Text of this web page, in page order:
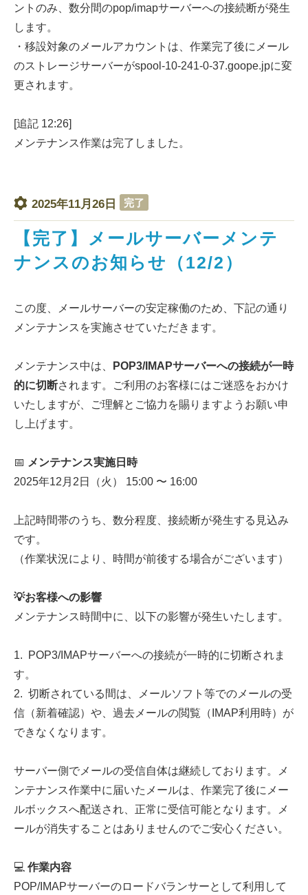
ントのみ、数分間のpop/imapサーバーへの接続断が発生
します。
・移設対象のメールアカウントは、作業完了後にメール
のストレージサーバーがspool-10-241-0-37.goope.jpに変
更されます。
[追記 12:26]
メンテナンス作業は完了しました。
2025年11月26日 完了
【完了】メールサーバーメンテ
ナンスのお知らせ（12/2）
この度、メールサーバーの安定稼働のため、下記の通り
メンテナンスを実施させていただきます。
メンテナンス中は、
POP3/IMAPサーバーへの接続が一時
的に切断されます。ご利用のお客様にはご迷惑をおかけ
いたしますが、ご理解とご協力を賜りますようお願い申
し上げます。
📅 メンテナンス実施日時
2025年12月2日（火） 15:00 〜 16:00
上記時間帯のうち、数分程度、接続断が発生する見込み
です。
（作業状況により、時間が前後する場合がございます）
💡お客様への影響
メンテナンス時間中に、以下の影響が発生いたします。
1. POP3/IMAPサーバーへの接続が一時的に切断されま
す。
2. 切断されている間は、メールソフト等でのメールの受
信（新着確認）や、過去メールの閲覧（IMAP利用時）が
できなくなります。
サーバー側でメールの受信自体は継続しております。メ
ンテナンス作業中に届いたメールは、作業完了後にメー
ルボックスへ配送され、正常に受信可能となります。メ
ールが消失することはありませんのでご安心ください。
💻 作業内容
POP/IMAPサーバーのロードバランサーとして利用して